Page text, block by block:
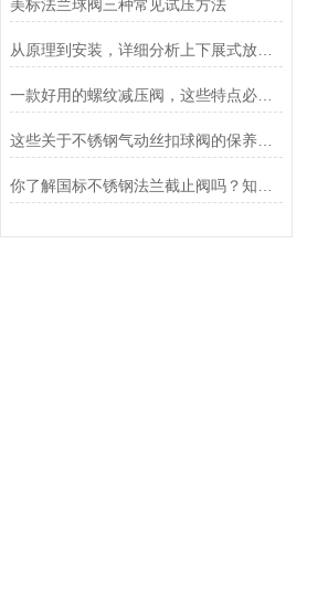
美标法兰球阀三种常见试压方法
从原理到安装，详细分析上下展式放料阀
一款好用的螺纹减压阀，这些特点必须具备
这些关于不锈钢气动丝扣球阀的保养常识，你一定要知道